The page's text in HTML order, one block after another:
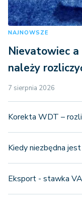
NAJNOWSZE
Nievatowiec
należy
7 sierpnia 2026
Korekta WDT –
Kiedy niezbędna
Eksport - stawka